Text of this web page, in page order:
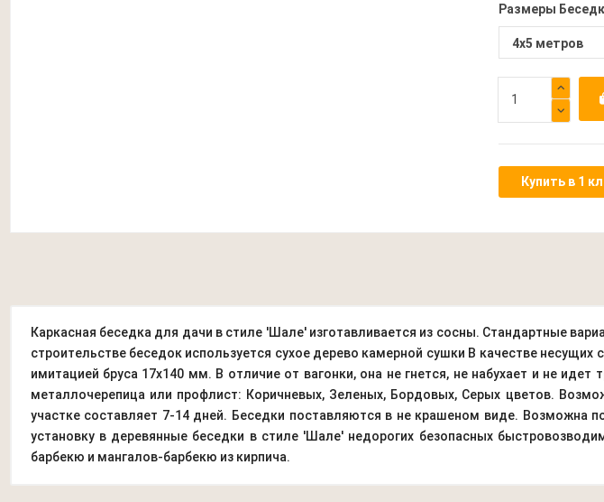
Размеры
Купить в 1
Каркасная беседка для дачи в стиле 'Шале' изготавливается из сосны. Стандартные
строительстве беседок используется сухое дерево камерной сушки В качестве
имитацией бруса 17х140 мм. В отличие от вагонки, она не гнется, не набухает и не
металлочерепица или профлист: Коричневых, Зеленых, Бордовых, Серых цветов.
участке составляет 7-14 дней. Беседки поставляются в не крашеном виде. Возможна
установку в деревянные беседки в стиле 'Шале' недорогих безопасных
барбекю и мангалов-барбекю из кирпича.